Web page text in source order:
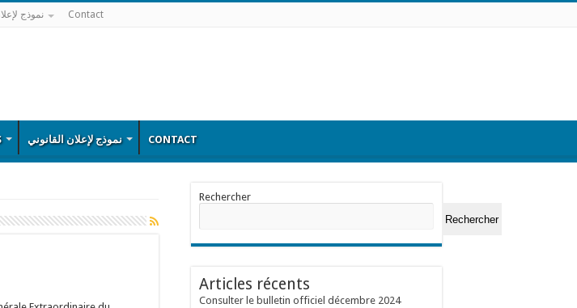
نموذج Contact
نموذج لإعلان القانوني CONTACT
Rechercher
Rechercher
Articles récents
Consulter le bulletin officiel décembre 2024